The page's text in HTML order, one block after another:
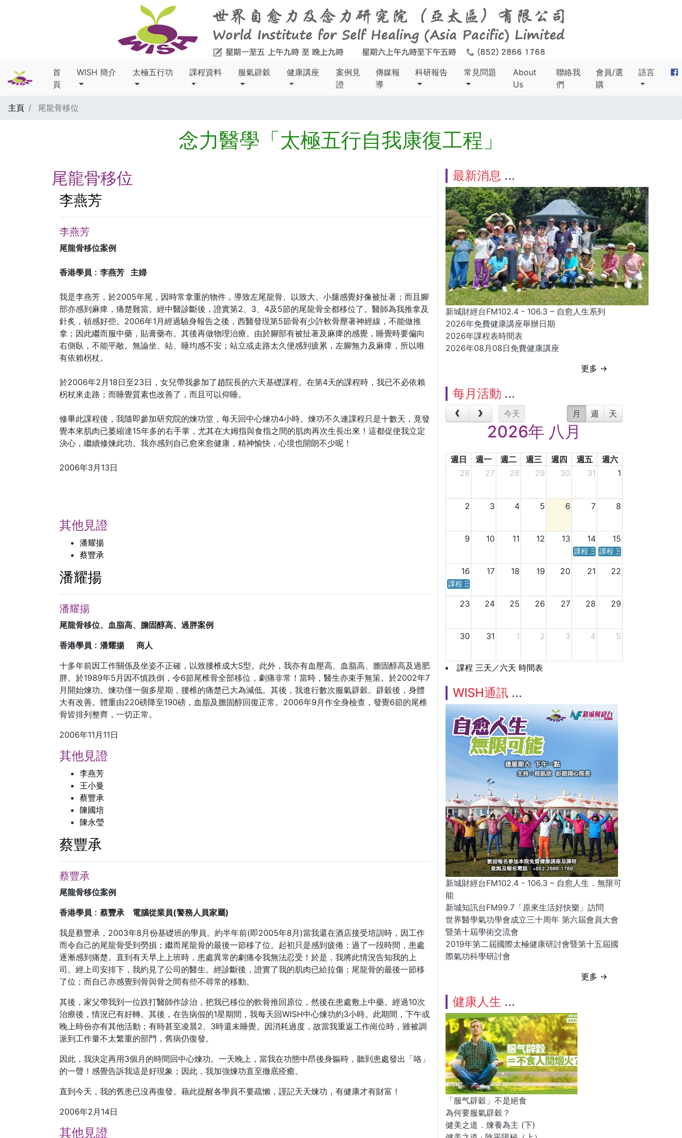
首
頁
WISH 簡介 太極五行功 課程資料 服氣辟穀 健康講座
案例見
證
傳媒報
導
科研報告 常見問題
About
Us
聯絡我
們
會員/選
購
語言
主頁 尾龍骨移位
念力醫學「太極五行自我康復工程」
尾龍骨移位
李燕芳
李燕芳
尾龍骨移位案例
香港學員﹕李燕芳 主婦
我是李燕芳，於2005年尾，因時常拿重的物件，導致左尾龍骨、以致大、小腿感覺好像被扯著；而且腳
部亦感到麻痺，痛楚難當。經中醫診斷後，證實第2、3、4及5節的尾龍骨全都移位了。醫師為我推拿及
針炙，頓感好些。2006年1月經過驗身報告之後，西醫發現第5節骨有少許軟骨壓著神經線，不能做推
拿；因此繼而服中藥，貼膏藥布。其後再做物理治療。由於腳部有被扯著及麻痺的感覺，睡覺時要偏向
右側臥，不能平敞。無論坐、站、睡均感不安；站立或走路太久便感到疲累，左腳無力及麻痺，所以唯
有依賴柺杖。
於2006年2月18日至23日，女兒帶我參加了趙院長的六天基礎課程。在第4天的課程時，我已不必依賴
柺杖來走路；而睡覺質素也改善了，而且可以仰睡。
修畢此課程後，我隨即參加研究院的煉功堂，每天回中心煉功4小時。煉功不久連課程只是十數天，竟發
覺本來肌肉已萎縮達15年多的右手掌，尤其在大姆指與食指之間的肌肉再次生長出來！這都促使我立定
決心，繼續修煉此功。我亦感到自己愈來愈健康，精神愉快，心境也開朗不少呢！
2006年3月13日
其他見證
潘耀揚
蔡豐承
潘耀揚
潘耀揚
尾龍骨移位、血脂高、膽固醇高、過胖案例
香港學員﹕潘耀揚 商人
十多年前因工作關係及坐姿不正確，以致腰椎成大S型。此外，我亦有血壓高、血脂高、膽固醇高及過肥
胖。於1989年5月因不慎跌倒，令6節尾椎骨全部移位，劇痛非常！當時，醫生亦束手無策。於2002年7
月開始煉功。煉功僅一個多星期，腰椎的痛楚已大為減低。其後，我進行數次服氣辟穀。辟穀後，身體
大有改善。體重由220磅降至190磅，血脂及膽固醇回復正常。2006年9月作全身檢查，發覺6節的尾椎
骨皆排列整齊，一切正常。
2006年11月11日
其他見證
李燕芳
王小曼
蔡豐承
陳國培
陳永瑩
蔡豐承
蔡豐承
尾龍骨移位案例
香港學員﹕蔡豐承 電腦從業員(警務人員家屬)
我是蔡豐承，2003年8月份基礎班的學員。約半年前(即2005年8月)當我還在酒店接受培訓時，因工作
而令自己的尾龍骨受到勞損；繼而尾龍骨的最後一節移了位。起初只是感到疲倦；過了一段時間，患處
逐漸感到痛楚。直到有天早上上班時，患處異常的劇痛令我無法忍受！於是，我將此情況告知我的上
司。經上司安排下，我約見了公司的醫生。經診斷後，證實了我的肌肉已給拉傷；尾龍骨的最後一節移
了位；而自己亦感覺到骨與骨之間有些不尋常的移動。
其後，家父帶我到一位跌打醫師作診治，把我已移位的軟骨推回原位，然後在患處敷上中藥。經過10次
治療後，情況已有好轉。其後，在告病假的1星期間，我每天回WISH中心煉功約3小時。此期間，下午或
晚上時份亦有其他活動；有時甚至凌晨2、3時還未睡覺。因消耗過度，故當我重返工作崗位時，雖被調
派到工作量不太繁重的部門，舊病仍復發。
因此，我決定再用3個月的時間回中心煉功。一天晚上，當我在功態中昂後身軀時，聽到患處發出「咯」
的一聲！感覺告訴我這是好現象；因此，我加強煉功直至徹底痊癒。
直到今天，我的舊患已沒再復發。藉此提醒各學員不要疏懶，謹記天天煉功，有健康才有財富！
2006年2月14日
其他見證
最新消息
新城財經台FM102.4 - 106.3 – 自愈人生系列
2026年免費健康講座舉辦日期
2026年課程表時間表
2026年08月08日免費健康講座
更多 →
每月活動
今天 月 週 天
2026年 八月
週日 週一 週二 週三 週四 週五
週六
26
27 28 29 30 31 1
2 3 4 5 6 7 8
9 10 11 12 13 14 15
課程 三天／六天 時間表
課程 三天／六天 時間表
16 17 18 19 20 21 22
課程 三天／六天 時間表
23 24 25 26 27 28 29
30 31 1 2 3 4 5
課程 三天／六天 時間表
WISH通訊
新城財經台FM102.4 - 106.3 – 自愈人生．無限可
能
新城知訊台FM99.7「原來生活好快樂」訪問
世界醫學氣功學會成立三十周年 第六屆會員大會
暨第十屆學術交流會
2019年第二屆國際太極健康研討會暨第十五屆國
際氣功科學研討會
更多 →
健康人生
「服气辟穀」不是絕食
為何要服氣辟穀？
健美之道．煉養為主 (下)